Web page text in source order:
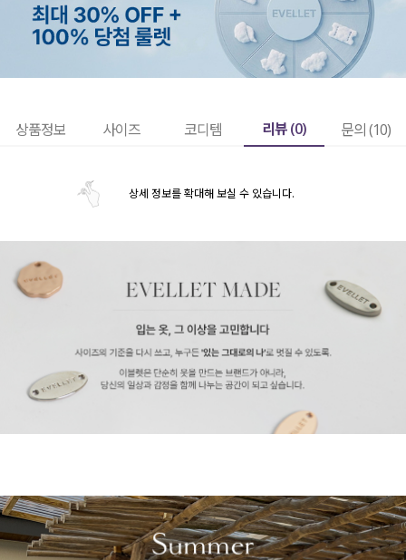
상품정보 사이즈 코디템 리뷰 (0) 문의 (10)
상세 정보를 확대해 보실 수 있습니다.